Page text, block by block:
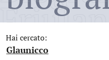
Hai cercato:
Glaunicco